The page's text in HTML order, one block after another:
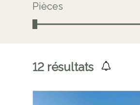
Pièces
12 résultats